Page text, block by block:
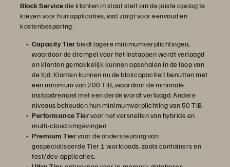
Block Servicedie klanten in staat stelt om de juiste opslag te
kiezen voor hun applicaties, wat zorgt voor eenvoud en
kostenbesparing:
Capacity Tierbiedt lagere minimumverplichtingen,
waardoor de drempel voor het instappen wordt verlaagd
en klanten gemakkelijk kunnen opschalen in de loop van
de tijd. Klanten kunnen nu de blokcapaciteit benutten met
een minimum van 200 TiB, waardoor de minimale
instapdrempel met een derde wordt verlaagd. Andere
niveaus behouden hun minimumverplichting van 50 TiB.
PerformanceTiervoor het versnellen van hybride en
multi-cloud omgevingen.
Premium Tiervoor de ondersteuning van
gespecialiseerde Tier 1 workloads, zoals containers en
test/dev-applicaties.